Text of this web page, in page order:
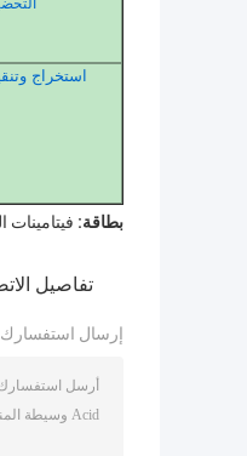
استخراج
بطاقة: فيتامينات
تفاصيل
إرسال استفسارك